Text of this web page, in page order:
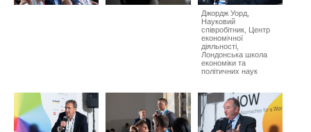
Джордж Уорд,
Науковий
співробітник, Центр
економічної
діяльності,
Лондонська школа
економіки та
політичних наук